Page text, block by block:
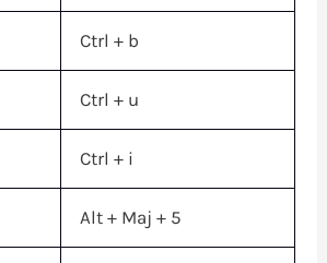
Ctrl + b
Ctrl + u
Ctrl + i
Alt + Maj + 5